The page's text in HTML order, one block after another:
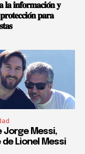
𝐥𝐚 𝐢𝐧𝐟𝐨𝐫𝐦𝐚𝐜𝐢𝐨́𝐧 𝐲
𝐩𝐚𝐫𝐚
Jorge Messi,
de Lionel Messi